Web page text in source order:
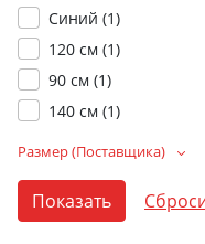
Синий (1)
120 см (1)
90 см (1)
140 см (1)
Размер (Поставщика)